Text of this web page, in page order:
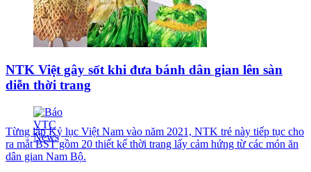
NTK Việt gây sốt khi đưa bánh dân gian lên sàn
diễn thời trang
Từng lập Kỷ lục Việt Nam vào năm 2021, NTK trẻ này tiếp tục cho
ra mắt BST gồm 20 thiết kế thời trang lấy cảm hứng từ các món ăn
dân gian Nam Bộ.